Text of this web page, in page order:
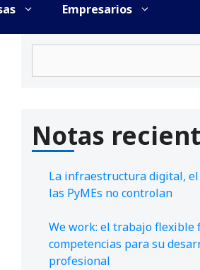
Empresarios
Notas
La infraestructura digital, el
las PyMEs no controlan
We work: el trabajo flexible
competencias para su
profesional